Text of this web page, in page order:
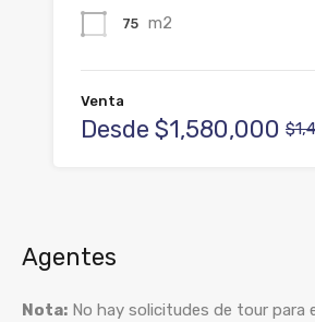
75 m2
Venta
Desde $1,580,000
Agentes
Nota: No hay solicitudes de tour para